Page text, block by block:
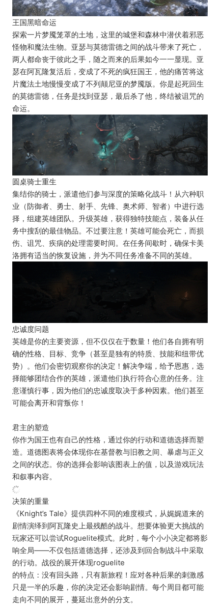
王国黑暗命运
探索一片梦魇笼罩的土地，这里的城堡和森林中潜伏着邪恶
怪物和魔法生物。亚瑟与莫德雷德之间的战斗带来了死亡，
两人都命丧于彼此之手，随之而来的后果如今一一显现。亚
瑟在阿瓦隆复活后，变成了不死的疯狂国王，他的痛苦将这
片魔法土地慢慢变成了不列颠尼亚的梦魇版。你是起死回生
的莫德雷德，任务是找到亚瑟，最后杀了他，终结被诅咒的
命运。
圆桌骑士重生
集结你的骑士，派遣他们参与深度的策略化战斗！从六种职
业（防御者、勇士、射手、先锋、奥术师、智者）中进行选
择，组建英雄团队。升级英雄，获得独特技能点，装备从任
务中搜刮的最佳物品。不过要注意！英雄可能会死亡，而损
伤、诅咒、疾病的处理需要时间。在任务间歇时，确保卡美
洛拥有适当的恢复设施，并为不同任务准备不同的英雄。
忠诚度问题
英雄是你的主要资源，但不仅仅在于数量！他们各自拥有明
确的性格、目标、竞争（甚至是独有的特质、技能和纽带优
势）。他们会密切观察你的决定！解决争端，给予恩惠，选
择能够团结合作的英雄，派遣他们执行符合心意的任务。注
意谨慎行事，因为他们的忠诚度取决于多种因素。他们甚至
可能会离开和背叛你！
君主的塑造
你作为国王也有自己的性格，通过你的行动和道德选择而塑
造。道德图表将会体现你在基督教与旧教之间、暴虐与正义
之间的状态。你的选择会影响该图表上的值，以及游戏玩法
和叙事内容。
决策的重量
《Knight’s Tale》提供四种不同的难度模式，从娓娓道来的
剧情演绎到阿瓦隆史上最残酷的战斗。想要体验更大挑战的
玩家还可以尝试Roguelite模式。此时，每个小小决定都将影
响全局——不仅包括道德选择，还涉及到回合制战斗中采取